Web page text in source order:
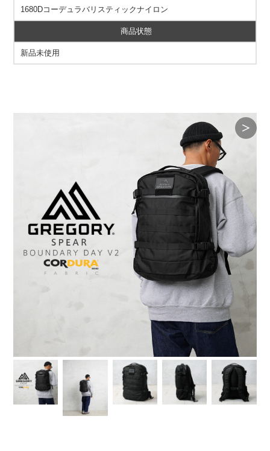
1680Dコーデュラバリスティックナイロン
商品状態
新品未使用
＞